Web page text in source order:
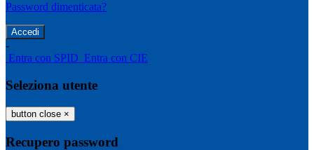
Password dimenticata?
-
Entra con SPID Entra con CIE
Seleziona utente
button close ×
Recupero password